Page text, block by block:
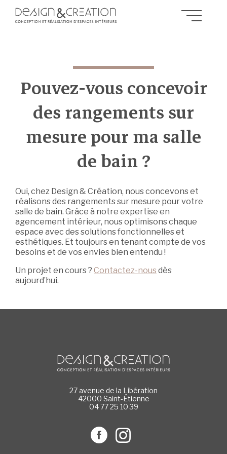
Pouvez-vous concevoir
des rangements sur
mesure pour ma salle
de bain ?
Oui, chez Design & Création, nous concevons et
réalisons des rangements sur mesure pour votre
salle de bain. Grâce à notre expertise en
agencement intérieur, nous optimisons chaque
espace avec des solutions fonctionnelles et
esthétiques. Et toujours en tenant compte de vos
besoins et de vos envies bien entendu !
Un projet en cours ? Contactez-nous dès
aujourd’hui.
27 avenue de la Libération
42000 Saint-Étienne
04 77 25 10 39